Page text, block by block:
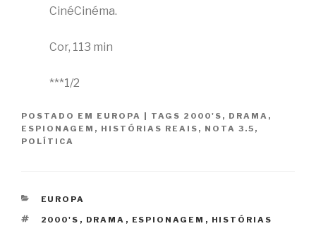
CinéCinéma.
Cor, 113 min
***1/2
POSTADO EM EUROPA TAGS 2000'S , DRAMA ,
ESPIONAGEM , HISTÓRIAS REAIS , NOTA 3.5 ,
POLÍTICA
CATEGORIAS
EUROPA
TAGS
2000'S , DRAMA , ESPIONAGEM , HISTÓRIAS